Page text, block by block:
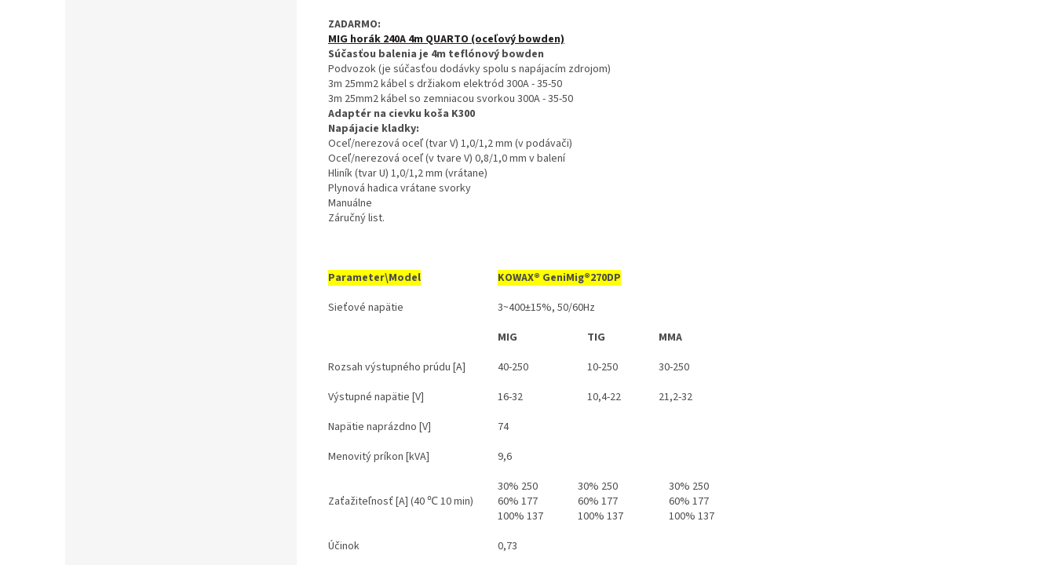
ZADARMO:
MIG horák 240A 4m QUARTO (oceľový bowden)
Súčasťou balenia je 4m teflónový bowden
Podvozok (je súčasťou dodávky spolu s napájacím zdrojom)
3m 25mm2 kábel s držiakom elektród 300A - 35-50
3m 25mm2 kábel so zemniacou svorkou 300A - 35-50
Adaptér na cievku koša K300
Napájacie kladky:
Oceľ/nerezová oceľ (tvar V) 1,0/1,2 mm (v podávači)
Oceľ/nerezová oceľ (v tvare V) 0,8/1,0 mm v balení
Hliník (tvar U) 1,0/1,2 mm (vrátane)
Plynová hadica vrátane svorky
Manuálne
Záručný list.
Parameter\Model
KOWAX® GeniMig®270DP
Sieťové napätie
3~400±15%, 50/60Hz
MIG
TIG
MMA
Rozsah výstupného prúdu [A]
40-250 10-250
30-250
Výstupné napätie [V]
16-32 10,4-22
21,2-32
Napätie naprázdno [V]
74
Menovitý príkon [kVA]
9,6
Zaťažiteľnosť [A] (40 ℃ 10 min)
30% 250
60% 177
100% 137
30% 250
60% 177
100% 137
30% 250
60% 177
100% 137
Účinok
0,73